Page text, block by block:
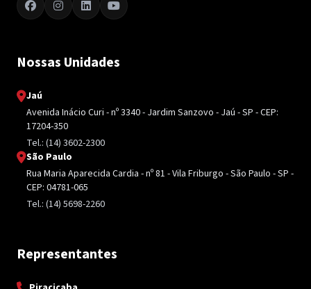
Nossas Unidades
Jaú
Avenida Inácio Curi - nº 3340 - Jardim Sanzovo - Jaú - SP - CEP:
17204-350
Tel.: (14) 3602-2300
São Paulo
Rua Maria Aparecida Cardia - nº 81 - Vila Friburgo - São Paulo - SP -
CEP: 04781-065
Tel.: (14) 5698-2260
Representantes